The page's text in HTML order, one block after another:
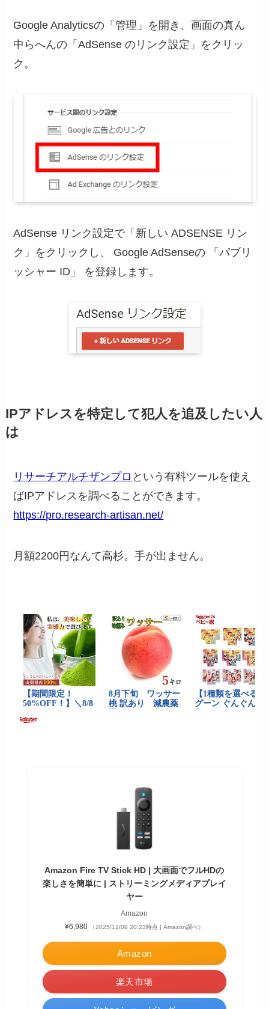
Google Analyticsの「管理」を開き、画面の真ん
中らへんの「AdSense のリンク設定」をクリッ
ク。
AdSense リンク設定で「新しい ADSENSE リン
ク」をクリックし、 Google AdSenseの 「パブリ
ッシャー ID」 を登録します。
IPアドレスを特定して犯人を追及したい人
は
リサーチアルチザンプロ という有料ツールを使え
ばIPアドレスを調べることができます。
https://pro.research-artisan.net/
月額2200円なんて高杉。手が出ません。
Amazon Fire TV Stick HD | 大画面でフルHDの
楽しさを簡単に | ストリーミングメディアプレイ
ヤー
Amazon
¥6,980
（2025/11/08 20:23時点 | Amazon調べ）
Amazon
楽天市場